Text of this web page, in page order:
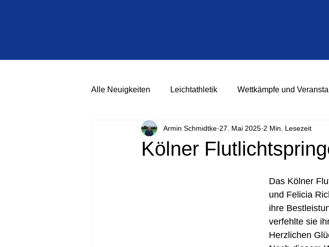
Alle Neuigkeiten Leichtathletik Wettkämpfe und
Kölner
Armin Schmidtke 27. Mai 2025 2 Min. Lesezeit
Das Kölner
und Felicia
ihre
verfehlte sie
Herzlichen